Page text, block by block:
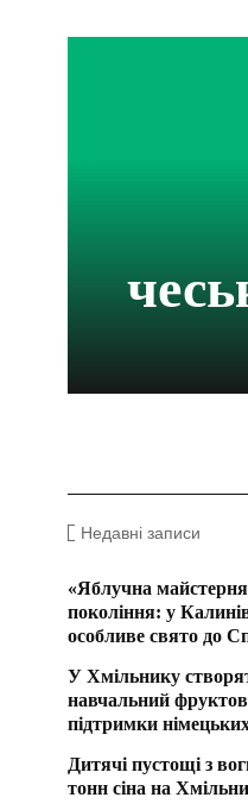
Недавні записи
«Яблучна
покоління: у
особливе свято до
У Хмільнику
навчальний
підтримки
Дитячі пустощі з
тонн сіна на